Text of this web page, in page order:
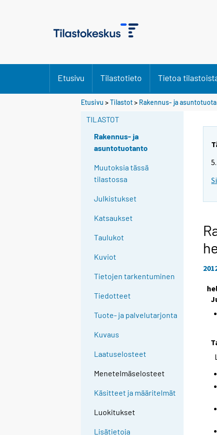
Etusivu Tilastotieto Tietoa
Etusivu >Tilastot> Rakennus- ja
TILASTOT
Rakennus- ja
asuntotuotanto
Muutoksia tässä
tilastossa
Julkistukset
Katsaukset
Taulukot
Kuviot
Tietojen tarkentuminen
Tiedotteet
Tuote- ja palvelutarjonta
Kuvaus
Laatuselosteet
Menetelmäselosteet
Käsitteet ja määritelmät
Luokitukset
Lisätietoja